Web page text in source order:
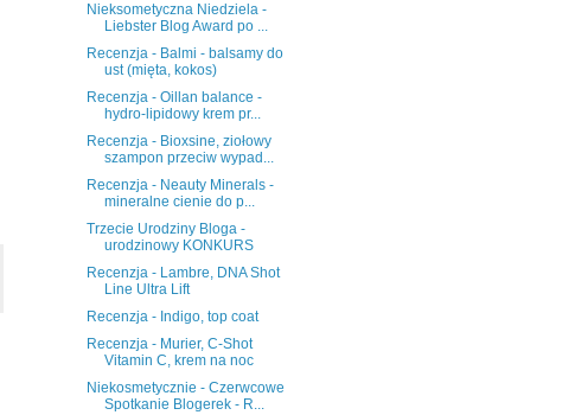
Nieksometyczna Niedziela -
Liebster Blog Award po ...
Recenzja - Balmi - balsamy do
ust (mięta, kokos)
Recenzja - Oillan balance -
hydro-lipidowy krem pr...
Recenzja - Bioxsine, ziołowy
szampon przeciw wypad...
Recenzja - Neauty Minerals -
mineralne cienie do p...
Trzecie Urodziny Bloga -
urodzinowy KONKURS
Recenzja - Lambre, DNA Shot
Line Ultra Lift
Recenzja - Indigo, top coat
Recenzja - Murier, C-Shot
Vitamin C, krem na noc
Niekosmetycznie - Czerwcowe
Spotkanie Blogerek - R...